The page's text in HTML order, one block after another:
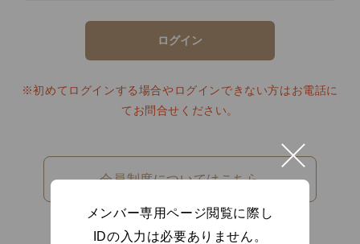
※初めてログインする場合やログインできない方はお電話に
てお問合せください。
会員制度についてはこちら
メンバー専用ページ閲覧に際し
IDの入力は必要ありません。